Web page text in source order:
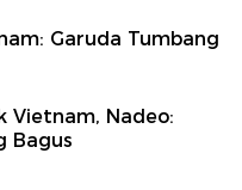
Garuda Tumbang
Vietnam, Nadeo:
Bagus